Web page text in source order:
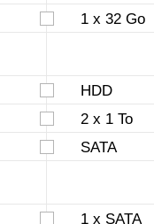
1 x 32 Go
HDD
2 x 1 To
SATA
1 x SATA